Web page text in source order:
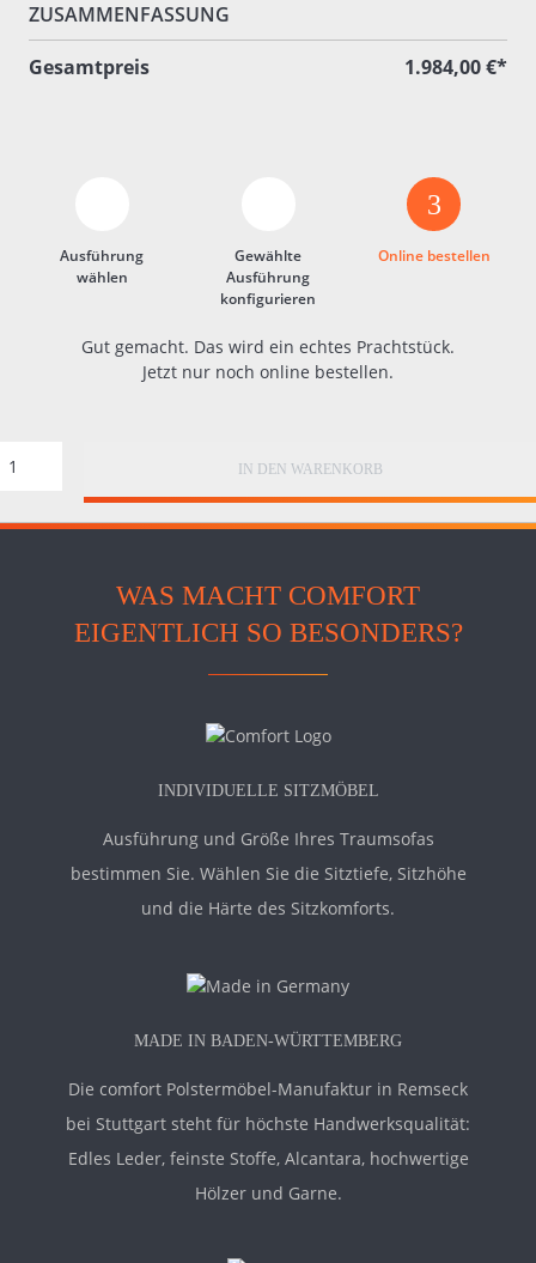
ZUSAMMENFASSUNG
Gesamtpreis
1.984,00 €*
Ausführung
wählen
Gewählte
Ausführung
konfigurieren
3
Online bestellen
Gut gemacht. Das wird ein echtes Prachtstück.
Jetzt nur noch online bestellen.
IN DEN WARENKORB
WAS MACHT COMFORT
EIGENTLICH SO BESONDERS?
INDIVIDUELLE SITZMÖBEL
Ausführung und Größe Ihres Traumsofas
bestimmen Sie. Wählen Sie die Sitztiefe, Sitzhöhe
und die Härte des Sitzkomforts.
MADE IN BADEN-WÜRTTEMBERG
Die comfort Polstermöbel-Manufaktur in Remseck
bei Stuttgart steht für höchste Handwerksqualität:
Edles Leder, feinste Stoffe, Alcantara, hochwertige
Hölzer und Garne.